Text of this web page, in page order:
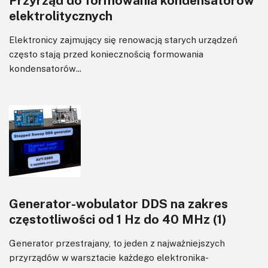
Wzmacniacze
Zasilanie
Felietony
elektrolitycznych
Elektronicy zajmujący się renowacją starych urządzeń
często stają przed koniecznością formowania
kondensatorów...
Generator-wobulator DDS na zakres
częstotliwości od 1 Hz do 40 MHz (1)
Generator przestrajany, to jeden z najważniejszych
przyrządów w warsztacie każdego elektronika-